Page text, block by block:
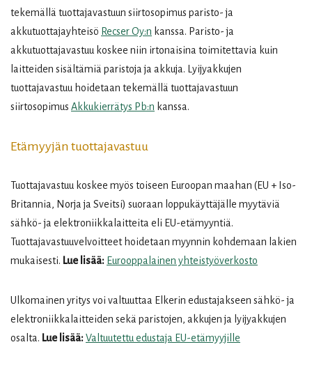
tekemällä tuottajavastuun siirtosopimus paristo- ja
akkutuottajayhteisö Recser Oy:n kanssa. Paristo- ja
akkutuottajavastuu koskee niin irtonaisina toimitettavia kuin
laitteiden sisältämiä paristoja ja akkuja. Lyijyakkujen
tuottajavastuu hoidetaan tekemällä tuottajavastuun
siirtosopimus Akkukierrätys Pb:n kanssa.
Etämyyjän tuottajavastuu
Tuottajavastuu koskee myös toiseen Euroopan maahan (EU + Iso-
Britannia, Norja ja Sveitsi) suoraan loppukäyttäjälle myytäviä
sähkö- ja elektroniikkalaitteita eli EU-etämyyntiä.
Tuottajavastuuvelvoitteet hoidetaan myynnin kohdemaan lakien
mukaisesti. Lue lisää: Eurooppalainen yhteistyöverkosto
Ulkomainen yritys voi valtuuttaa Elkerin edustajakseen sähkö- ja
elektroniikkalaitteiden sekä paristojen, akkujen ja lyijyakkujen
osalta. Lue lisää:Valtuutettu edustaja EU-etämyyjille